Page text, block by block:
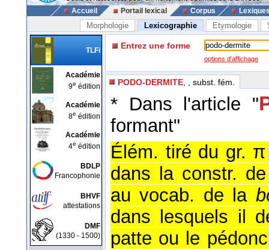
Accueil Portail lexical Corpus
Morphologie Lexicographie Etymologie
TLFi
Académie
9e édition
Académie
8e édition
Académie
4e édition
BDLP
Francophonie
BHVF
attestations
DMF
(1330 - 1500)
Entrez une forme
options d'affichage
PODO-DERMITE , , subst. fém.
* Dans l'article "
formant"
Élém. tiré du gr.
dans la constr.
au vocab. de la
dans lesquels il
patte ou le